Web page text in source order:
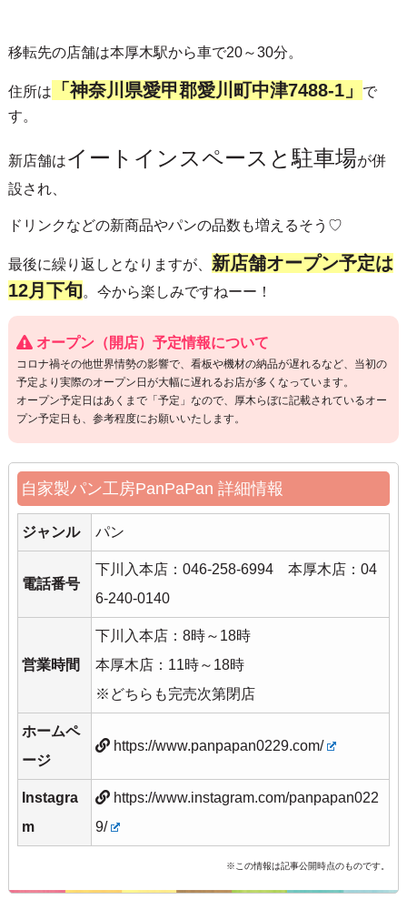
移転先の店舗は本厚木駅から車で20～30分。
住所は 「神奈川県愛甲郡愛川町中津7488-1」
で
す。
新店舗はイートインスペースと駐車場が併
設され、
ドリンクなどの新商品やパンの品数も増えるそう♡
最後に繰り返しとなりますが、 新店舗オープン予定は
12月下旬。今から楽しみですねーー！
オープン（開店）予定情報について
コロナ禍その他世界情勢の影響で、看板や機材の納品が遅れるなど、当初の
予定より実際のオープン日が大幅に遅れるお店が多くなっています。
オープン予定日はあくまで「予定」なので、厚木らぼに記載されているオー
プン予定日も、参考程度にお願いいたします。
自家製パン工房PanPaPan 詳細情報
ジャンル パン
電話番号
下川入本店：046-258-6994 本厚木店：04
6-240-0140
営業時間
下川入本店：8時～18時
本厚木店：11時～18時
※どちらも完売次第閉店
ホームペ
ージ
https://www.panpapan0229.com/
Instagra
m
https://www.instagram.com/panpapan022
9/
※この情報は記事公開時点のものです。